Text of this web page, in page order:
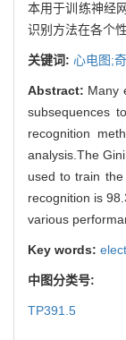
本用于训练神经
识别方法在各个
关键词: 心电图;
Abstract: Many
subsequences
recognition
analysis.The
used to train
recognition is
various
Key words:
中图分类号:
TP391.5